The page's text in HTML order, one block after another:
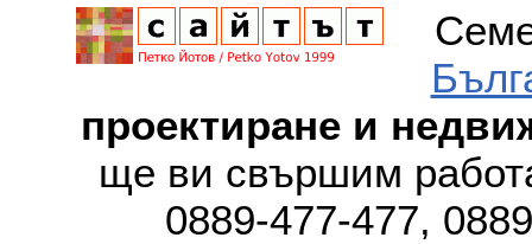
проектиране и
ще ви свършим
0889-477-477,